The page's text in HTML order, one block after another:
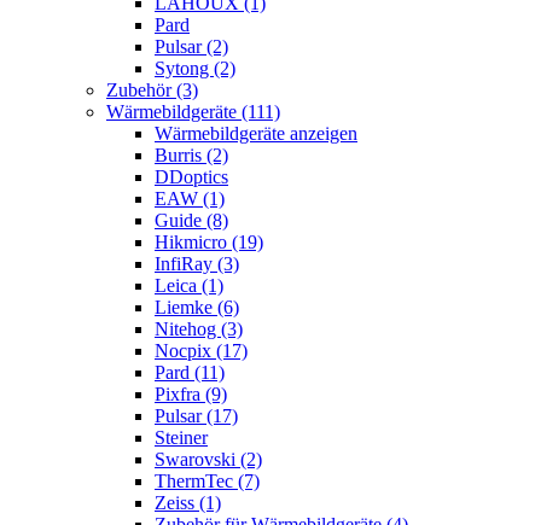
Pard
Pulsar (2)
Sytong (2)
Zubehör (3)
Wärmebildgeräte (111)
Wärmebildgeräte anzeigen
Burris (2)
DDoptics
EAW (1)
Guide (8)
Hikmicro (19)
InfiRay (3)
Leica (1)
Liemke (6)
Nitehog (3)
Nocpix (17)
Pard (11)
Pixfra (9)
Pulsar (17)
Steiner
Swarovski (2)
ThermTec (7)
Zeiss (1)